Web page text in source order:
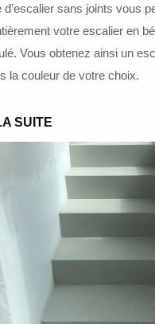
d'escalier sans joints vous
votre escalier en
Vous obtenez ainsi un
la couleur de votre choix.
SUITE